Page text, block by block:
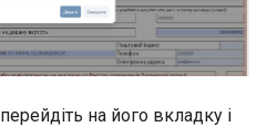
на його вкладку і